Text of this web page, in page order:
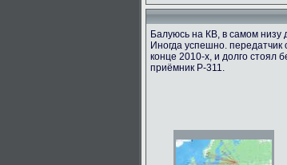
Балуюсь на КВ, в самом низу
Иногда успешно.
конце 2010-х, и долго стоял
приёмник Р-311.